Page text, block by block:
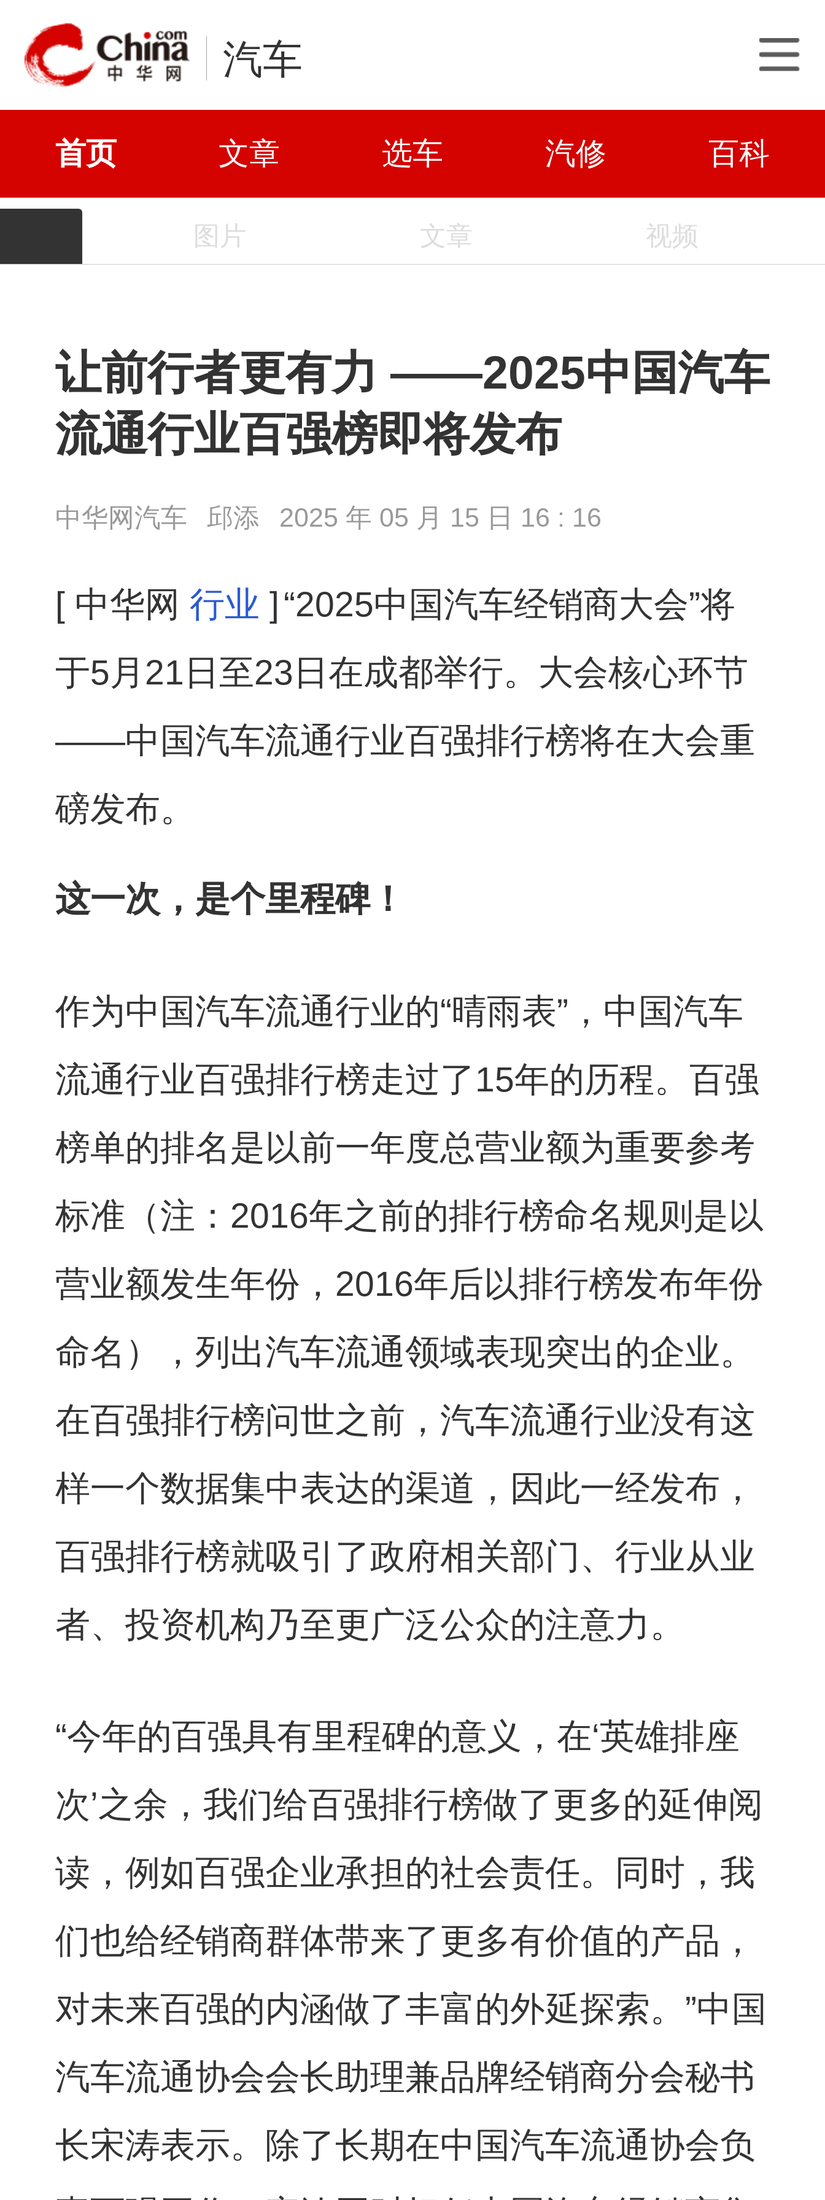
汽车
首页 文章 选车 汽修 百科
图片 文章 视频
让前行者更有力 ——2025中国汽车
流通行业百强榜即将发布
中华网汽车 邱添 2025 年 05 月 15 日 16 : 16
[ 中华网 行业 ] “2025中国汽车经销商大会”将
于5月21日至23日在成都举行。大会核心环节
——中国汽车流通行业百强排行榜将在大会重
磅发布。
这一次，是个里程碑！
作为中国汽车流通行业的“晴雨表”，中国汽车
流通行业百强排行榜走过了15年的历程。百强
榜单的排名是以前一年度总营业额为重要参考
标准（注：2016年之前的排行榜命名规则是以
营业额发生年份，2016年后以排行榜发布年份
命名），列出汽车流通领域表现突出的企业。
在百强排行榜问世之前，汽车流通行业没有这
样一个数据集中表达的渠道，因此一经发布，
百强排行榜就吸引了政府相关部门、行业从业
者、投资机构乃至更广泛公众的注意力。
“今年的百强具有里程碑的意义，在‘英雄排座
次’之余，我们给百强排行榜做了更多的延伸阅
读，例如百强企业承担的社会责任。同时，我
们也给经销商群体带来了更多有价值的产品，
对未来百强的内涵做了丰富的外延探索。”中国
汽车流通协会会长助理兼品牌经销商分会秘书
长宋涛表示。除了长期在中国汽车流通协会负